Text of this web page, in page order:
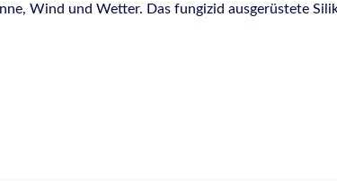
Wind und Wetter. Das fungizid ausgerüstete
anderem manhattan, anthrazit und sanitärgrau,
Wand- und Fassadenbereich
Naturstein Schwimmbädern, auch von